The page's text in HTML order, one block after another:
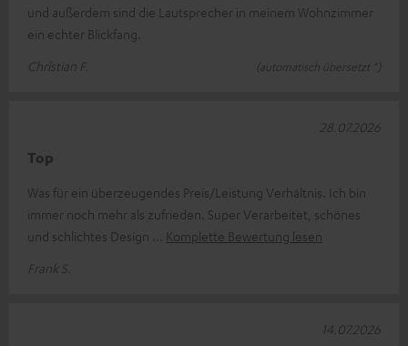
und außerdem sind die Lautsprecher in meinem Wohnzimmer
ein echter Blickfang.
Christian F.
(automatisch übersetzt *)
Top
Was für ein überzeugendes Preis/Leistung Verhältnis. Ich bin
immer noch mehr als zufrieden. Super Verarbeitet, schönes
und schlichtes Design
Komplette Bewertung lesen
Frank S.
28.07.2026
14.07.2026